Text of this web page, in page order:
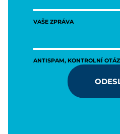
VAŠE ZPRÁVA
ANTISPAM, KONTROLNÍ